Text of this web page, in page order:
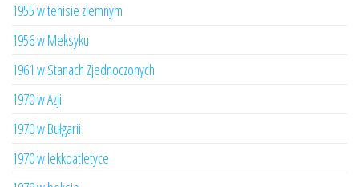
1955 w tenisie ziemnym
1956 w Meksyku
1961 w Stanach Zjednoczonych
1970 w Azji
1970 w Bułgarii
1970 w lekkoatletyce